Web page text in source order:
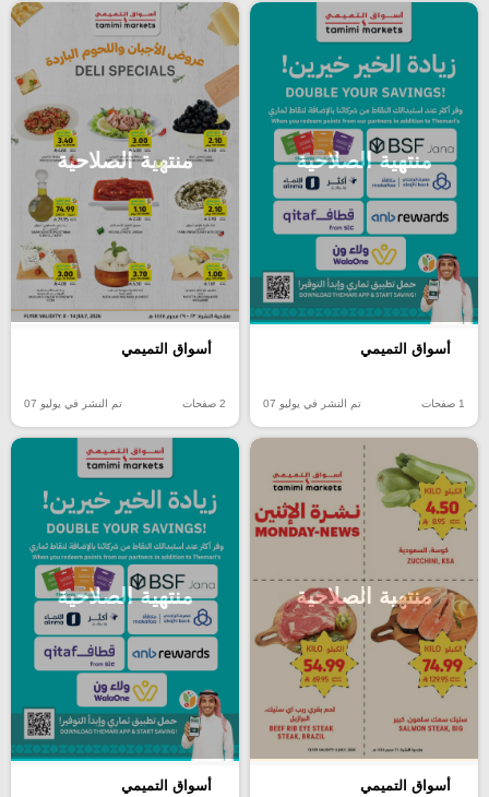
منتهية الصلاحية
أسواق التميمي
1 صفحات تم النشر في يوليو 07
منتهية الصلاحية
أسواق التميمي
2 صفحات تم النشر في يوليو 07
منتهية الصلاحية
أسواق التميمي
منتهية الصلاحية
أسواق التميمي